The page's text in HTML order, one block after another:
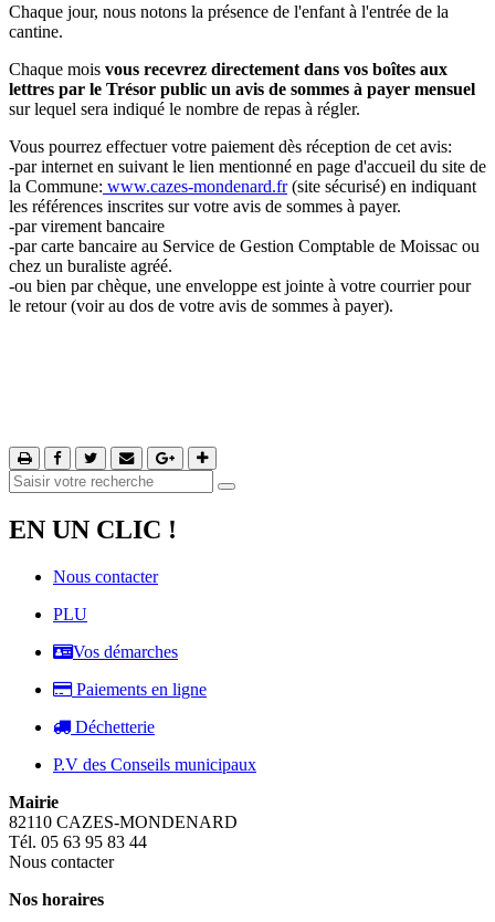
Chaque jour, nous notons la présence de l'enfant à l'entrée de la
cantine.
Chaque mois vous recevrez directement dans vos boîtes aux
lettres par le Trésor public un avis de sommes à payer mensuel
sur lequel sera indiqué le nombre de repas à régler.
Vous pourrez effectuer votre paiement dès réception de cet avis:
-par internet en suivant le lien mentionné en page d'accueil du site de
la Commune: www.cazes-mondenard.fr(site sécurisé) en indiquant
les références inscrites sur votre avis de sommes à payer.
-par virement bancaire
-par carte bancaire au Service de Gestion Comptable de Moissac ou
chez un buraliste agréé.
-ou bien par chèque, une enveloppe est jointe à votre courrier pour
le retour (voir au dos de votre avis de sommes à payer).
EN UN CLIC !
Nous contacter
PLU
Vos démarches
Paiements en ligne
Déchetterie
P.V des Conseils municipaux
Mairie
82110 CAZES-MONDENARD
Tél. 05 63 95 83 44
Nous contacter
Nos horaires